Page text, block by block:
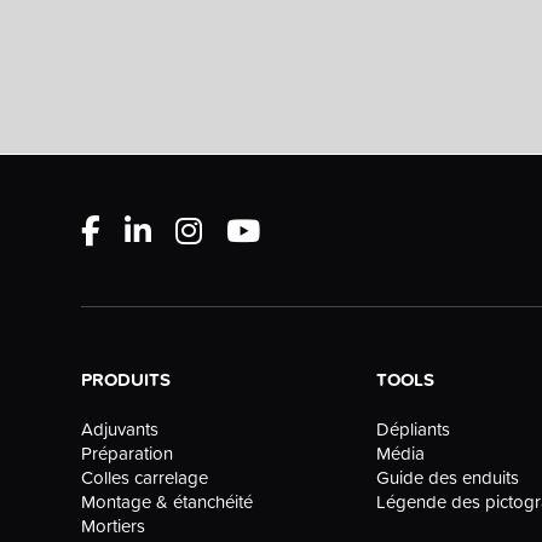
PRODUITS
Adjuvants
Préparation
Colles carrelage
Montage & étanchéité
Mortiers
TOOLS
Dépliants
Média
Guide des enduits
Légende des